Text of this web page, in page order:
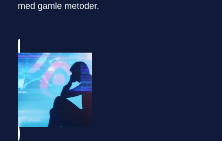
med gamle metoder.